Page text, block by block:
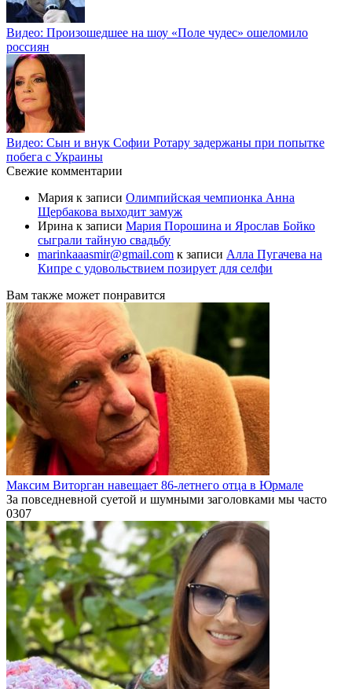
Видео: Произошедшее на шоу «Поле чудес» ошеломило
россиян
Видео: Сын и внук Софии Ротару задержаны при попытке
побега с Украины
Свежие комментарии
Мария к записи Олимпийская чемпионка Анна
Щербакова выходит замуж
Ирина к записи Мария Порошина и Ярослав Бойко
сыграли тайную свадьбу
marinkaaasmir@gmail.com к записи Алла Пугачева на
Кипре с удовольствием позирует для селфи
Вам также может понравится
Максим Виторган навещает 86-летнего отца в Юрмале
За повседневной суетой и шумными заголовками мы часто
0307